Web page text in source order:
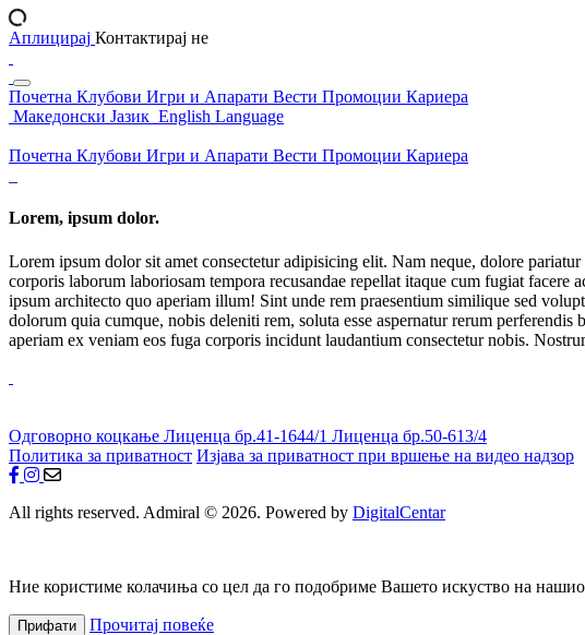
Аплицирај Контактирај не
Почетна Клубови Игри и Апарати Вести Промоции Кариера
Македонски Јазик English Language
Почетна Клубови Игри и Апарати Вести Промоции Кариера
Lorem, ipsum dolor.
Lorem ipsum dolor sit amet consectetur adipisicing elit. Nam neque, dolore
corporis laborum laboriosam tempora recusandae repellat itaque cum fugiat
ipsum architecto quo aperiam illum! Sint unde rem praesentium similique sed
dolorum quia cumque, nobis deleniti rem, soluta esse aspernatur rerum
aperiam ex veniam eos fuga corporis incidunt laudantium consectetur nobis.
Одговорно коцкање Лиценца бр.41-1644/1 Лиценца бр.50-613/4
Политика за приватност Изјава за приватност при вршење на видео надзор
All rights reserved. Admiral © 2026. Powered by DigitalCentar
Ние користиме колачиња со цел да го подобриме Вашето искуство на
Прифати Прочитај повеќе